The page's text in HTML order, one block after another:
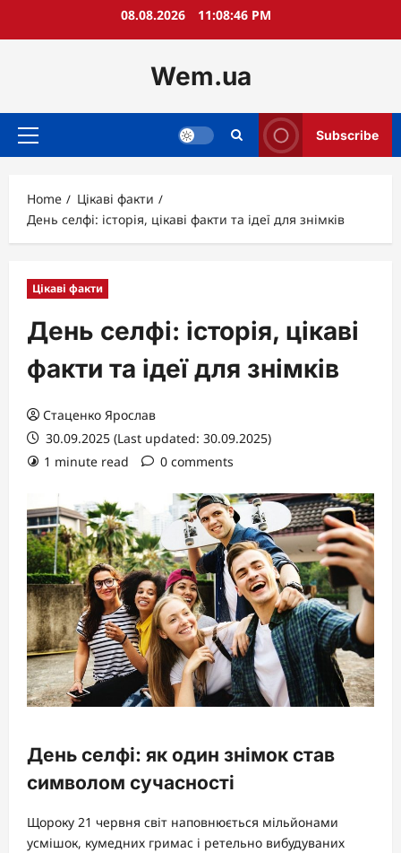
08.08.2026 11:08:47 PM
Wem.ua
Primary
Subscribe
Home
Цікаві факти
День селфі: історія, цікаві факти та ідеї для знімків
Цікаві факти
День селфі: історія, цікаві
факти та ідеї для знімків
Стаценко Ярослав
30.09.2025 (Last updated: 30.09.2025)
1 minute read
0 comments
День селфі: як один знімок став
символом сучасності
Щороку 21 червня світ наповнюється мільйонами
усмішок, кумедних гримас і ретельно вибудуваних